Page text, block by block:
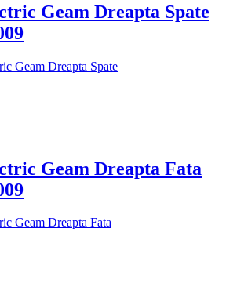
Geam Dreapta Spate
Geam Dreapta Spate
Geam Dreapta Fata
Geam Dreapta Fata